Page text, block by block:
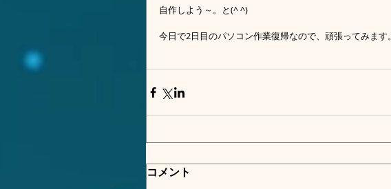
自作しよう～。と(^ ^)
今日で2日目のパソコン作業復帰なので、頑張ってみます。
コメント